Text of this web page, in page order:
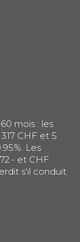
mois : les
CHF et 5
Les
et CHF
s'il conduit